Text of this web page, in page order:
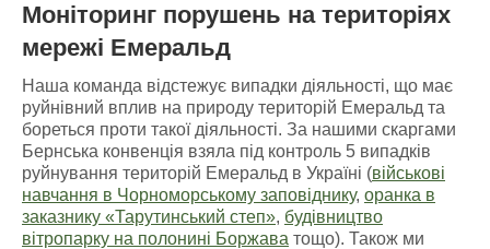
Моніторинг порушень натериторіях
мережі Емеральд
Наша команда відстежує випадки діяльності, що має
руйнівний вплив на природу територій Емеральд та
бореться проти такої діяльності. За нашими скаргами
Бернська конвенція взяла під контроль 5 випадків
руйнування територій Емеральд в Україні (військові
навчання в Чорноморському заповіднику, оранка в
заказнику «Тарутинський степ», будівництво
вітропарку на полонині Боржава тощо). Також ми